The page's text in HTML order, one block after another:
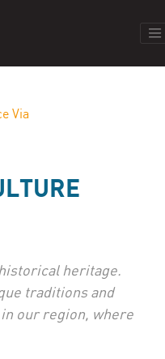
Via
heritage.
traditions and
our region, where